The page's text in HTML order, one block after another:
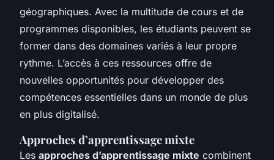
géographiques. Avec la multitude de cours et de
programmes disponibles, les étudiants peuvent se
former dans des domaines variés à leur propre
rythme. L’accès à ces ressources offre de
nouvelles opportunités pour développer des
compétences essentielles dans un monde de plus
en plus digitalisé.
Approches d’apprentissage mixte
Les approches d’apprentissage mixte combinent